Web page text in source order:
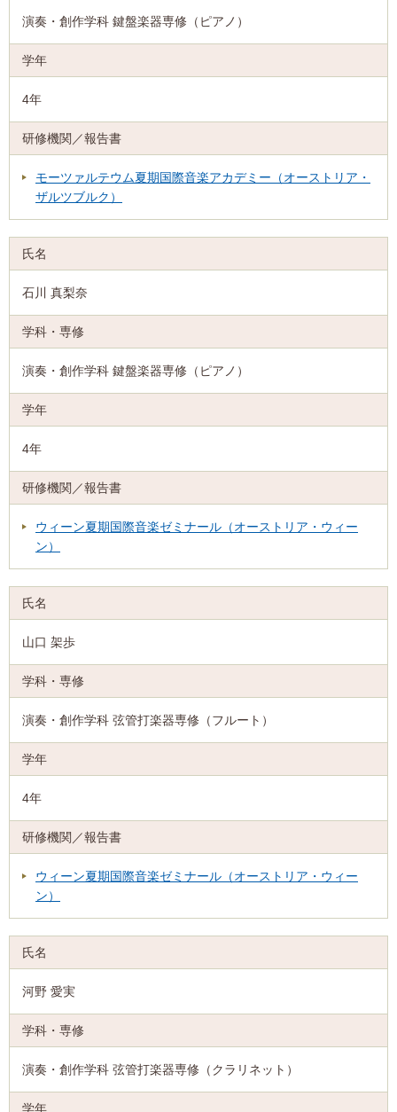
演奏・創作学科 鍵盤楽器専修（ピアノ）
4年
モーツァルテウム夏期国際音楽アカデミー（オーストリア・
ザルツブルク）
石川 真梨奈
演奏・創作学科 鍵盤楽器専修（ピアノ）
4年
ウィーン夏期国際音楽ゼミナール（オーストリア・ウィー
ン）
山口 架歩
演奏・創作学科 弦管打楽器専修（フルート）
4年
ウィーン夏期国際音楽ゼミナール（オーストリア・ウィー
ン）
河野 愛実
演奏・創作学科 弦管打楽器専修（クラリネット）